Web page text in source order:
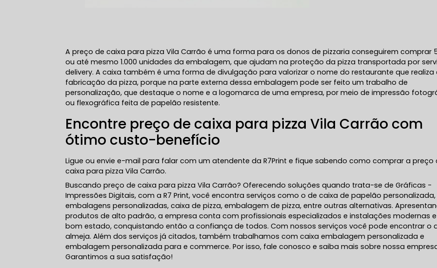
A preço de caixa para pizza Vila Carrão é uma forma para os donos de pizzaria conseguirem comprar
ou até mesmo 1.000 unidades da embalagem, que ajudam na proteção da pizza transportada por
delivery. A caixa também é uma forma de divulgação para valorizar o nome do restaurante que realiza
fabricação da pizza, porque na parte externa dessa embalagem pode ser feito um trabalho de
personalização, que destaque o nome e a logomarca de uma empresa, por meio de impressão
ou flexográfica feita de papelão resistente.
Encontre preço de caixa para pizza Vila Carrão com
ótimo custo-benefício
Ligue ou envie e-mail para falar com um atendente da R7Print e fique sabendo como comprar a preço
caixa para pizza Vila Carrão.
Buscando preço de caixa para pizza Vila Carrão? Oferecendo soluções quando trata-se de Gráficas -
Impressões Digitais, com a R7 Print, você encontra serviços como o de caixa de papelão personalizada,
embalagens personalizadas, caixa de pizza, embalagem de pizza, entre outras alternativas.
produtos de alto padrão, a empresa conta com profissionais especializados e instalações modernas
bom estado, conquistando então a confiança de todos. Com nossos serviços você pode encontrar o
almeja. Além dos serviços já citados, também trabalhamos com caixa embalagem personalizada e
embalagem personalizada para e commerce. Por isso, fale conosco e saiba mais sobre nossa
Garantimos a sua satisfação!